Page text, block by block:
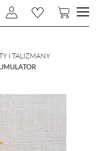
I TALIZMANY